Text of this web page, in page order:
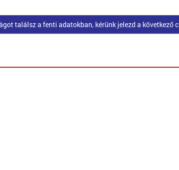
találsz a fenti adatokban, kérünk jelezd a következő